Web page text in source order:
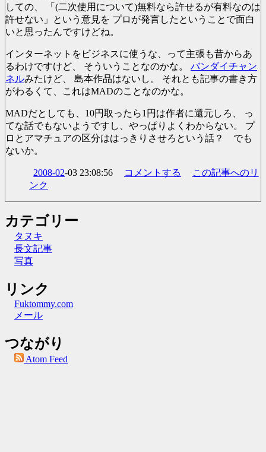
しての、 「(二次使用について)無料なら許せるが有料なのは
許せない」という意見を プロが発言したということで面白
いと思ったんですけどね。
インターネットをビジネスに使うな、って主張も昔からあ
るわけですけど、 そういうことなのかな。 バンダイチャン
ネルみたけど、 島本作品はないし。 それとも記事の書き方
がわるくて、これはMADのことなのかな。
MADだとしても、10円取ったら1円は作者に還元しろ、 っ
てな話でもないようですし、やっぱりよくわからない。 プ
ロとアマチュアの区分ははっきりさせろという話？ でも
ないか。
2008-02-03 23:08:56 コメントする
この記事へのリ
ンク
カテゴリー
タヌキ
長文記事
写真
リンク
Fuktommy.com
メール
つながり
Atom Feed